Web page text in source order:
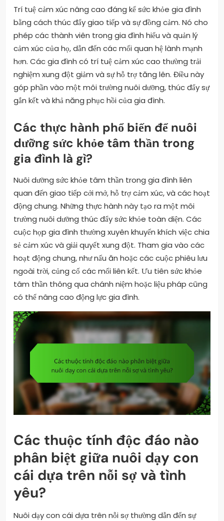
Trí tuệ cảm xúc nâng cao đáng kể sức khỏe gia đình
bằng cách thúc đẩy giao tiếp và sự đồng cảm. Nó cho
phép các thành viên trong gia đình hiểu và quản lý
cảm xúc của họ, dẫn đến các mối quan hệ lành mạnh
hơn. Các gia đình có trí tuệ cảm xúc cao thường trải
nghiệm xung đột giảm và sự hỗ trợ tăng lên. Điều này
góp phần vào một môi trường nuôi dưỡng, thúc đẩy sự
gắn kết và khả năng phục hồi của gia đình.
Các thực hành phổ biến để nuôi
dưỡng sức khỏe tâm thần trong
gia đình là gì?
Nuôi dưỡng sức khỏe tâm thần trong gia đình liên
quan đến giao tiếp cởi mở, hỗ trợ cảm xúc, và các hoạt
động chung. Những thực hành này tạo ra một môi
trường nuôi dưỡng thúc đẩy sức khỏe toàn diện. Các
cuộc họp gia đình thường xuyên khuyến khích việc chia
sẻ cảm xúc và giải quyết xung đột. Tham gia vào các
hoạt động chung, như nấu ăn hoặc các cuộc phiêu lưu
ngoài trời, củng cố các mối liên kết. Ưu tiên sức khỏe
tâm thần thông qua chánh niệm hoặc liệu pháp cũng
có thể nâng cao động lực gia đình.
Các thuộc tính độc đáo nào
phân biệt giữa nuôi dạy con
cái dựa trên nỗi sợ và tình
yêu?
Nuôi dạy con cái dựa trên nỗi sợ thường dẫn đến sự